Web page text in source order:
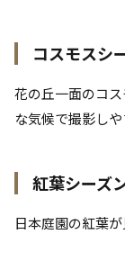
コスモスシ
花の丘一面のコ
な気候で撮影しや
紅葉シーズ
日本庭園の紅葉